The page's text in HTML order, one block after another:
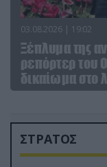
03.08.2026 | 19:02
Ξέπλυμα της
ρεπόρτερ του
δικαίωμα στο
ΣΤΡΑΤΟΣ